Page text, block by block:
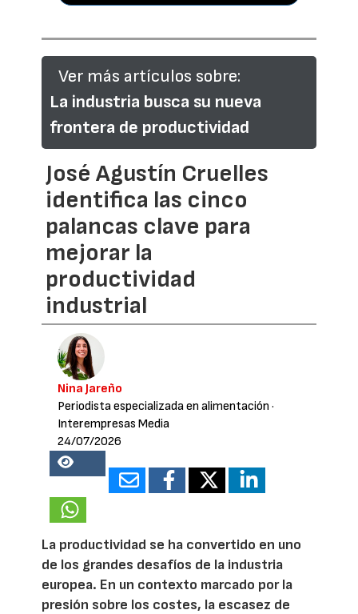
Ver más artículos sobre:
La industria busca su nueva
frontera de productividad
José Agustín Cruelles
identifica las cinco
palancas clave para
mejorar la
productividad
industrial
Nina Jareño
Periodista especializada en alimentación ·
Interempresas Media
24/07/2026
18920
La productividad se ha convertido en uno
de los grandes desafíos de la industria
europea. En un contexto marcado por la
presión sobre los costes, la escasez de